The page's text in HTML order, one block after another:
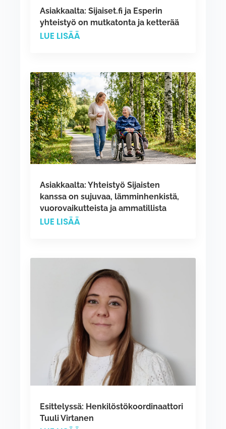
Asiakkaalta: Sijaiset.fi ja Esperin
yhteistyö on mutkatonta ja ketterää
LUE LISÄÄ
Asiakkaalta: Yhteistyö Sijaisten
kanssa on sujuvaa, lämminhenkistä,
vuorovaikutteista ja ammatillista
LUE LISÄÄ
Esittelyssä: Henkilöstökoordinaattori
Tuuli Virtanen